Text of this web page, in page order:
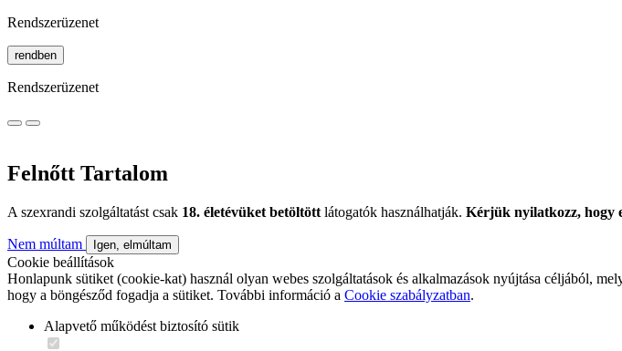
Rendszerüzenet
rendben
Rendszerüzenet
Felnőtt Tartalom
A szexrandi szolgáltatást csak 18. életévüket betöltött látogatók használhatják. Kérjük nyilatkozz, hogy
Nem múltam Igen, elmúltam
Cookie beállítások
Honlapunk sütiket (cookie-kat) használ olyan webes szolgáltatások és alkalmazások nyújtása céljából,
hogy a böngésződ fogadja a sütiket. További információ a Cookie szabályzatban.
Alapvető működést biztosító sütik